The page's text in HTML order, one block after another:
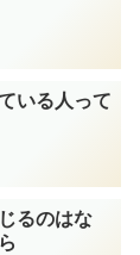
いる人って
るのはな